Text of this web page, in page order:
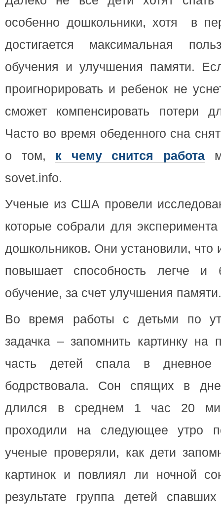
особенно дошкольники, хотя в
достигается максимальная
обучения и улучшения памяти.
проигнорировать и ребенок не
сможет компенсировать потери
Часто во время обеденного сна
о том, к чему снится работа
sovet.info.
Ученые из США провели
которые собрали для
дошкольников. Они установили, что
повышает способность легче и
обучение, за счет улучшения памяти.
Во время работы с детьми по
задачка – запомнить картинку на
часть детей спала в
бодрствовала. Сон спящих в
длился в среднем 1 час 20
проходили на следующее утро
ученые проверяли, как дети
картинок и повлиял ли ночной
результате группа детей